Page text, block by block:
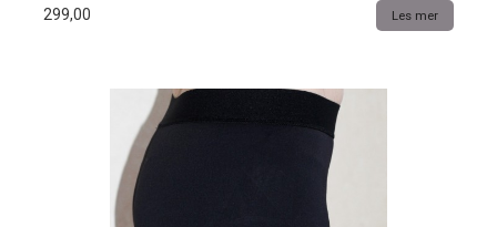
299,00 Les mer